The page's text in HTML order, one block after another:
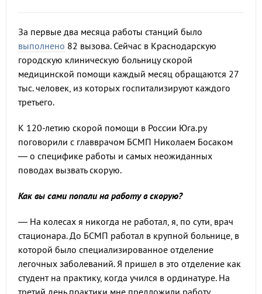
За первые два месяца работы станций было
выполнено 82 вызова. Сейчас в Краснодарскую
городскую клиническую больницу скорой
медицинской помощи каждый месяц обращаются 27
тыс. человек, из которых госпитализируют каждого
третьего.
К 120-летию скорой помощи в России Юга.ру
поговорили с главврачом БСМП Николаем Босаком
— о специфике работы и самых неожиданных
поводах вызвать скорую.
Как вы сами попали на работу в скорую?
— На колесах я никогда не работал, я, по сути, врач
стационара. До БСМП работал в крупной больнице, в
которой было специализированное отделение
легочных заболеваний. Я пришел в это отделение как
студент на практику, когда учился в ординатуре. На
третий день практики мне предложили работу.